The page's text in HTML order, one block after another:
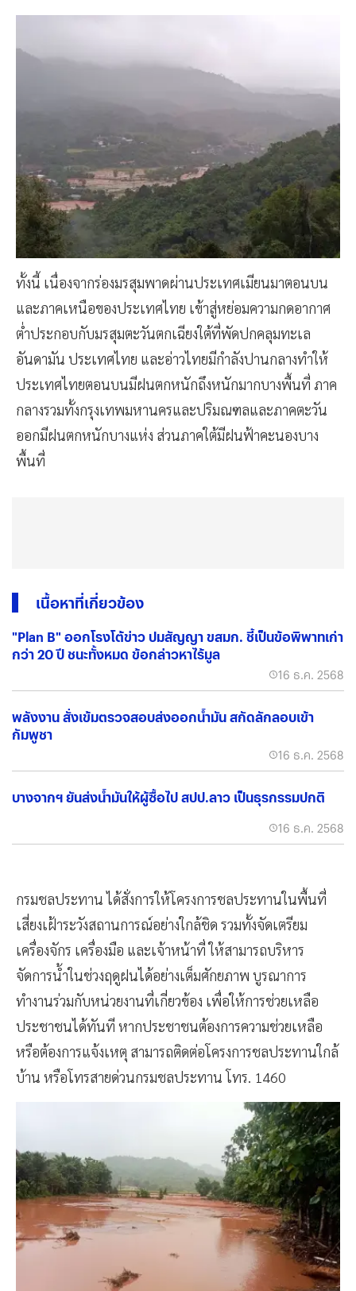
ทั้งนี้ เนื่องจากร่องมรสุมพาดผ่านประเทศเมียนมาตอนบน
และภาคเหนือของประเทศไทย เข้าสู่หย่อมความกดอากาศ
ต่ำประกอบกับมรสุมตะวันตกเฉียงใต้ที่พัดปกคลุมทะเล
อันดามัน ประเทศไทย และอ่าวไทยมีกำลังปานกลางทำให้
ประเทศไทยตอนบนมีฝนตกหนักถึงหนักมากบางพื้นที่ ภาค
กลางรวมทั้งกรุงเทพมหานครและปริมณฑลและภาคตะวัน
ออกมีฝนตกหนักบางแห่ง ส่วนภาคใต้มีฝนฟ้าคะนองบาง
พื้นที่
เนื้อหาที่เกี่ยวข้อง
"Plan B" ออกโรงโต้ข่าว ปมสัญญา ขสมก. ชี้เป็นข้อพิพาทเก่า
กว่า 20 ปี ชนะทั้งหมด ข้อกล่าวหาไร้มูล
16 ธ.ค. 2568
พลังงาน สั่งเข้มตรวจสอบส่งออกน้ำมัน สกัดลักลอบเข้า
กัมพูชา
16 ธ.ค. 2568
บางจากฯ ยันส่งน้ำมันให้ผู้ซื้อไป สปป.ลาว เป็นธุรกรรมปกติ
16 ธ.ค. 2568
กรมชลประทาน ได้สั่งการให้โครงการชลประทานในพื้นที่
เสี่ยงเฝ้าระวังสถานการณ์อย่างใกล้ชิด รวมทั้งจัดเตรียม
เครื่องจักร เครื่องมือ และเจ้าหน้าที่ ให้สามารถบริหาร
จัดการน้ำในช่วงฤดูฝนได้อย่างเต็มศักยภาพ บูรณาการ
ทำงานร่วมกับหน่วยงานที่เกี่ยวข้อง เพื่อให้การช่วยเหลือ
ประชาชนได้ทันที หากประชาชนต้องการความช่วยเหลือ
หรือต้องการแจ้งเหตุ สามารถติดต่อโครงการชลประทานใกล้
บ้าน หรือโทรสายด่วนกรมชลประทาน โทร. 1460